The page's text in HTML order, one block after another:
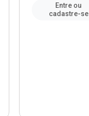
Entre ou
cadastre-se